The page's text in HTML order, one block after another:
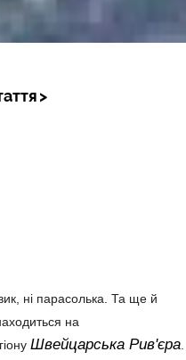
ні парасолька. Та ще й
на
Швейцарська Рив'єра.